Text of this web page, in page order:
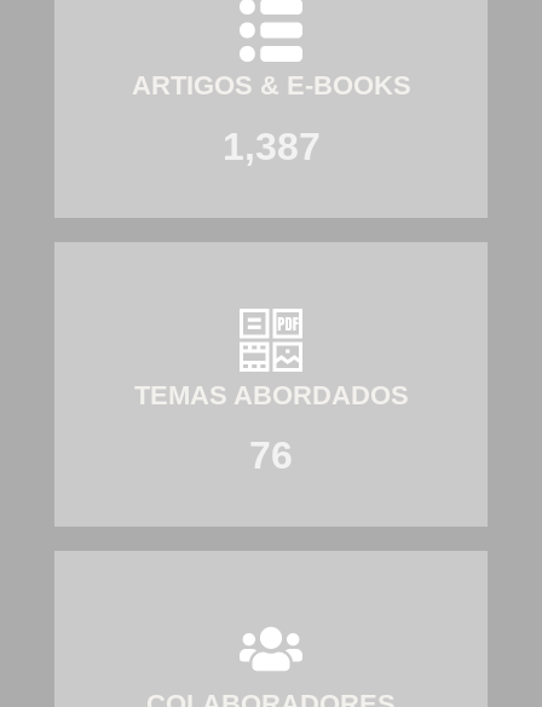
ARTIGOS & E-BOOKS
1,387
TEMAS ABORDADOS
76